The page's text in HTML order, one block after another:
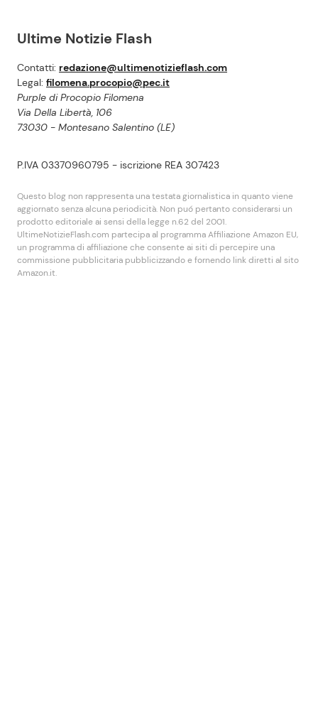
Ultime Notizie Flash
Contatti: redazione@ultimenotizieflash.com
Legal: filomena.procopio@pec.it
Purple di Procopio Filomena
Via Della Libertà, 106
73030 - Montesano Salentino (LE)
P.IVA 03370960795 - iscrizione REA 307423
Questo blog non rappresenta una testata giornalistica in quanto viene
aggiornato senza alcuna periodicità. Non puó pertanto considerarsi un
prodotto editoriale ai sensi della legge n.62 del 2001.
UltimeNotizieFlash.com partecipa al programma Affiliazione Amazon EU,
un programma di affiliazione che consente ai siti di percepire una
commissione pubblicitaria pubblicizzando e fornendo link diretti al sito
Amazon.it.